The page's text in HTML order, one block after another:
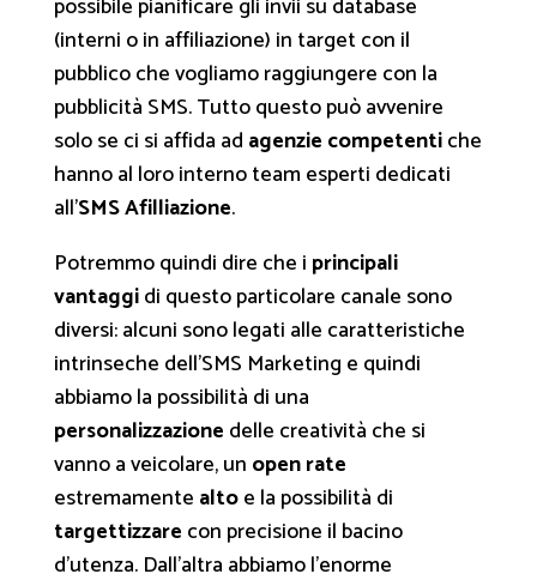
(interni o in affiliazione) in target con il
pubblico che vogliamo raggiungere con la
pubblicità SMS. Tutto questo può avvenire
solo se ci si affida ad agenzie competentiche
hanno al loro interno team esperti dedicati
all’SMS Afilliazione.
Potremmo quindi dire che i principali
vantaggidi questo particolare canale sono
diversi: alcuni sono legati alle caratteristiche
intrinseche dell’SMS Marketing e quindi
abbiamo la possibilità di una
personalizzazione delle creatività che si
vanno a veicolare, un open rate
estremamente altoe la possibilità di
targettizzare con precisione il bacino
d’utenza. Dall’altra abbiamo l’enorme